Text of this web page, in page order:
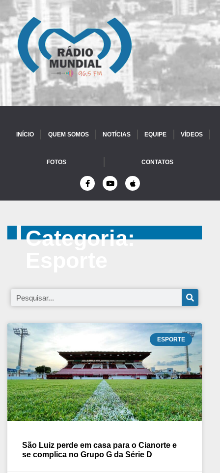
INÍCIO QUEM SOMOS NOTÍCIAS EQUIPE VÍDEOS
FOTOS CONTATOS
Categoria:
ESPORTE
São Luiz perde em casa para o Cianorte e
se complica no Grupo G da Série D